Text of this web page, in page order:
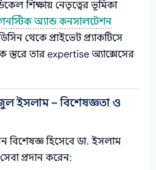
শিক্ষায় নেতৃত্বের ভূমিকা
অ্যান্ড কনসালটেশন
থেকে প্রাইভেট প্র্যাকটিসে
স্তরে তার expertise অ্যাক্সেসের
ইসলাম – বিশেষজ্ঞতা ও
বিশেষজ্ঞ হিসেবে ডা. ইসলাম
সেবা প্রদান করেন: